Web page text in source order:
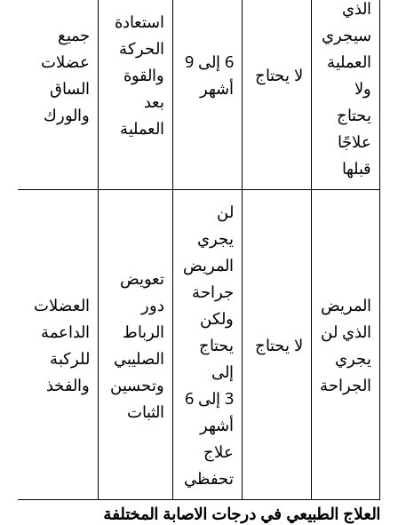
الذي
سيجري
العملية
ولا
يحتاج
علاجًا
قبلها
لا يحتاج
6 إلى 9
أشهر
استعادة
الحركة
والقوة
بعد
العملية
جميع
عضلات
الساق
والورك
المريض
الذي لن
يجري
الجراحة
لا يحتاج
لن
يجري
المريض
جراحة
ولكن
يحتاج
إلى
3 إلى 6
أشهر
علاج
تحفظي
تعويض
دور
الرباط
الصليبي
وتحسين
الثبات
العضلات
الداعمة
للركبة
والفخذ
العلاج الطبيعي في درجات الاصابة المختلفة